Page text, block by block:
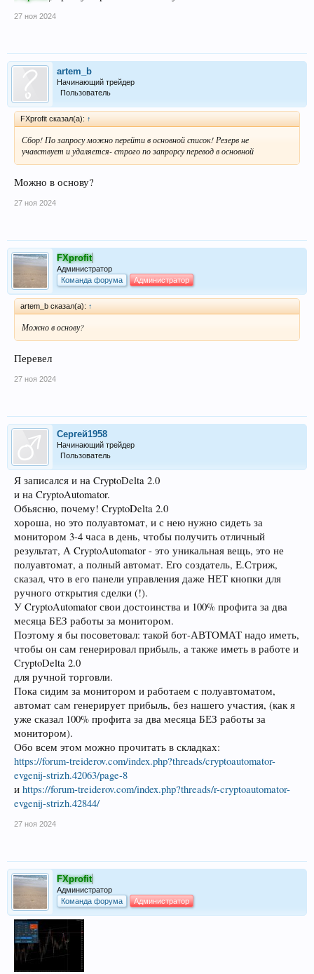
27 ноя 2024
artem_b
Начинающий трейдер
Пользователь
FXprofit сказал(а): ↑
Сбор! По запросу можно перейти в основной список! Резерв не
учавствует и удаляется- строго по запрорсу перевод в основной
Можно в основу?
27 ноя 2024
FXprofit
Администратор
Команда форума
Администратор
artem_b сказал(а): ↑
Можно в основу?
Перевел
27 ноя 2024
Сергей1958
Начинающий трейдер
Пользователь
Я записался и на CryptoDelta 2.0
и на CryptoAutomator.
Обьясню, почему! CryptoDelta 2.0
хороша, но это полуавтомат, и с нею нужно сидеть за
монитором 3-4 часа в день, чтобы получить отличный
результат, А CryptoAutomator - это уникальная вещь, это не
полуавтомат, а полный автомат. Его создатель, Е.Стриж,
сказал, что в его панели управления даже НЕТ кнопки для
ручного открытия сделки (!).
У CryptoAutomator свои достоинства и 100% профита за два
месяца БЕЗ работы за монитором.
Поэтому я бы посоветовал: такой бот-АВТОМАТ надо иметь,
чтобы он сам генерировал прибыль, а также иметь в работе и
CryptoDelta 2.0
для ручной торговли.
Пока сидим за монитором и работаем с полуавтоматом,
автомат сам генерирует прибыль, без нашего участия, (как я
уже сказал 100% профита за два месяца БЕЗ работы за
монитором).
Обо всем этом можно прочитать в складках:
https://forum-treiderov.com/index.php?threads/cryptoautomator-
evgenij-strizh.42063/page-8
и https://forum-treiderov.com/index.php?threads/r-cryptoautomator-
evgenij-strizh.42844/
27 ноя 2024
FXprofit
Администратор
Команда форума
Администратор